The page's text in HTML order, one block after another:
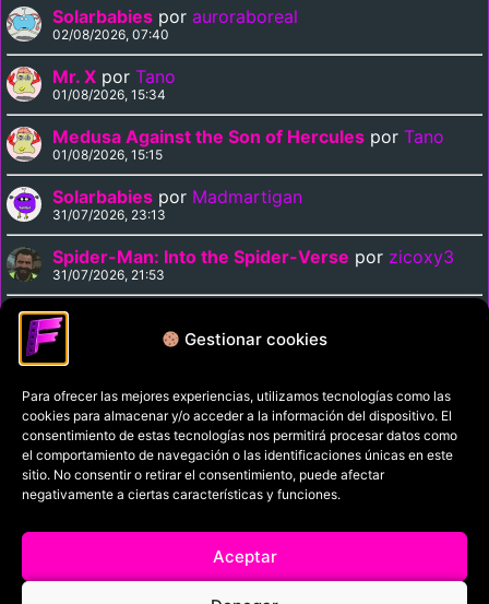
Gestionar cookies
Para ofrecer las mejores experiencias, utilizamos tecnologías como las
cookies para almacenar y/o acceder a la información del dispositivo. El
consentimiento de estas tecnologías nos permitirá procesar datos como
el comportamiento de navegación o las identificaciones únicas en este
sitio. No consentir o retirar el consentimiento, puede afectar
negativamente a ciertas características y funciones.
Aceptar
Solarbabies por auroraboreal
02/08/2026, 07:40
Mr. X por Tano
01/08/2026, 15:34
Medusa Against the Son of Hercules por Tano
01/08/2026, 15:15
Solarbabies por Madmartigan
31/07/2026, 23:13
Spider-Man: Into the Spider-Verse por zicoxy3
31/07/2026, 21:53
Arrival
31/07/2026, 21:33
Política de privacidad
Términos y condiciones
Política de cookies
Filmaniak (2026)